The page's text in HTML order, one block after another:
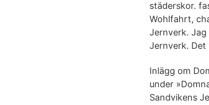
städerskor.
Wohlfahrt,
Jernverk.
Jernverk.
Inlägg om
under
Sandvikens